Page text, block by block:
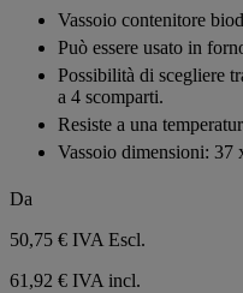
stelle.
Vassoio contenitore
Può essere usato in
Possibilità di scegliere
a 4 scomparti.
Resiste a una
Vassoio dimensioni: 37
Da
50,75 € IVA Escl.
61,92 € IVA incl.